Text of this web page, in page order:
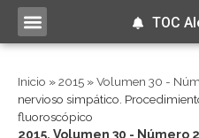
TOC
Inicio »2015 »Volumen 30 -
nervioso simpático.
fluoroscópico
2015, Volumen 30 - Número 2